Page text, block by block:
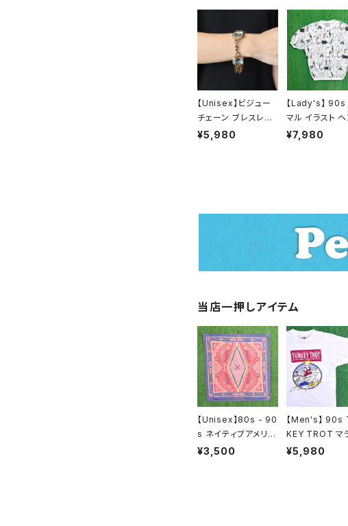
長袖シャツ / ブラウス
トップス
ボトムス
デニムパンツ
スラックス
スカート
サロペット / オールインワン / セッ
スウェット / パーカー
ニット
ジャケット / アウター
アクセサリー / グッズ
【Unisex】ビジュー
チェーン ブレスレット
/ 古着 アクセサリー
¥5,980
【Lady's】 90s
マル イラスト ヘ
ーネック リブ付
¥7,980
当店一押しアイテム
【Unisex】80s - 90
s ネイティブアメリカ
ン モチーフ バンダナ
¥3,500
【Men's】 90s
KEY TROT マ
Tシャツ / アメリ
¥5,980